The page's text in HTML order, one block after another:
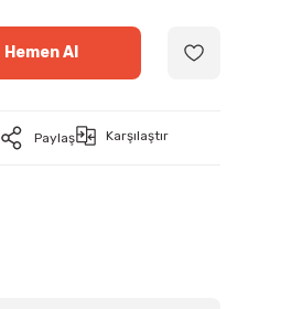
Hemen Al
Paylaş Karşılaştır